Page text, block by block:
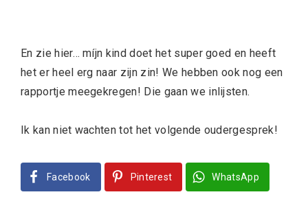
En zie hier… míjn kind doet het super goed en heeft
het er heel erg naar zijn zin! We hebben ook nog een
rapportje meegekregen! Die gaan we inlijsten.
Ik kan niet wachten tot het volgende oudergesprek!
Facebook Pinterest WhatsApp